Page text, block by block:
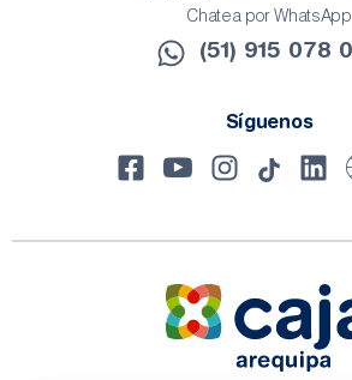
Chatea por WhatsApp
(51) 915 078
Síguenos